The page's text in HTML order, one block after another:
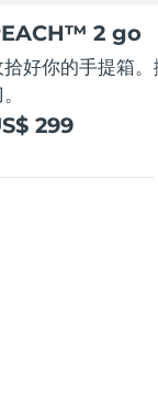
2 go
拾好你的手提箱
299